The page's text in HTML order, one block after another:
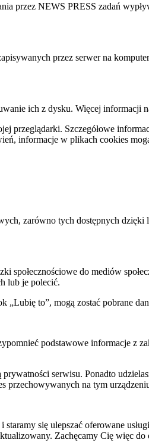
przez NEWS PRESS zadań
przez serwer na
ich z dysku. Więcej informacji
Szczegółowe
informacje w plikach cookies
zarówno tych dostępnych
społecznościowe do mediów
lub je polecić.
to”, mogą zostać pobrane
podstawowe informacje z
serwisu. Ponadto
na tym
się ulepszać oferowane
Zachęcamy Cię więc